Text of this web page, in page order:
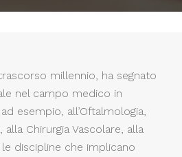
millennio, ha segnato
nel campo medico in
esempio, all’Oftalmologia,
Chirurgia Vascolare, alla
discipline che implicano